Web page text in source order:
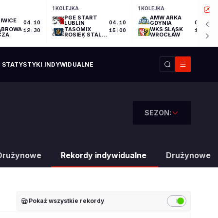
04.10
12:30
1 KOLEJKA
PGE START
LUBLIN
TASOMIX
ROSIEK STAL
WIELKOPOLSKI
04.10
15:00
1 KOLEJKA
AMW ARKA
GDYNIA
WKS ŚLĄSK
WROCŁAW
04.10
17:30
STATYSTYKI INDYWIDUALNE
SEZON:
Rekordy indywidualne Drużynowe
Pokaż wszystkie rekordy